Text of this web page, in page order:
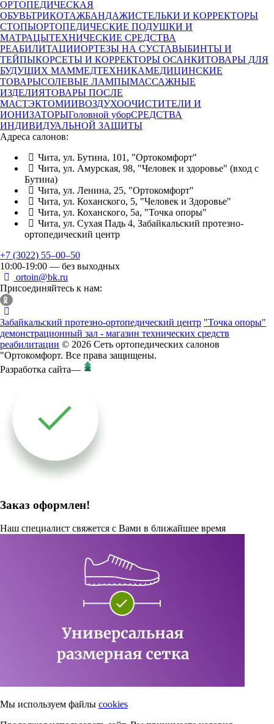
ОРТОПЕДИЧЕСКАЯ
ОБУВЬТРИКОТАЖБАНДАЖИСТЕЛЬКИ И КОРРЕКТОРЫ
СТОПЫОРТОПЕДИЧЕСКИЕ ПОДУШКИ И
МАТРАЦЫТЕХНИЧЕСКИЕ СРЕДСТВА
РЕАБИЛИТАЦИИОРТЕЗЫ НА СУСТАВЫБИНТЫ И
ТЕЙПЫКОРСЕТЫ И КОРРЕКТОРЫ ОСАНКИТОВАРЫ ДЛЯ
БУДУЩИХ МАММЕДТЕХНИКАМЕДИЦИНСКИЕ
ТОВАРЫСОЛЕВЫЕ ЛАМПЫМАССАЖНЫЕ
ИЗДЕЛИЯТОВАРЫ ПОСЛЕ
МАСТЭКТОМИИВОЗДУХООЧИСТИТЕЛИ И
ИОНИЗАТОРЫГоловной уборСРЕДСТВА
ИНДИВИДУАЛЬНОЙ ЗАЩИТЫ
Адреса салонов:
Чита, ул. Бутина, 101, "Ортокомфорт"
Чита, ул. Амурская, 98, "Человек и здоровье" (вход с
Бутина)
Чита, ул. Ленина, 25, "Ортокомфорт"
Чита, ул. Коханского, 5, "Человек и Здоровье"
Чита, ул. Коханского, 5а, "Точка опоры"
Чита, ул. Сухая Падь 4, Забайкальский протезно-
ортопедический центр
+7 (3022) 55‒00‒50
10:00-19:00 — без выходных
ortoin@bk.ru
Присоединяйтесь к нам:
Забайкальский протезно-ортопедический центр "Точка опоры"
демонстрационный зал - магазин технических средств
реабилитации © 2026 Сеть ортопедических салонов
"Ортокомфорт. Все права защищены.
Разработка сайта—
Заказ оформлен!
Наш специалист свяжется с Вами в ближайшее время
Мы используем файлы cookies